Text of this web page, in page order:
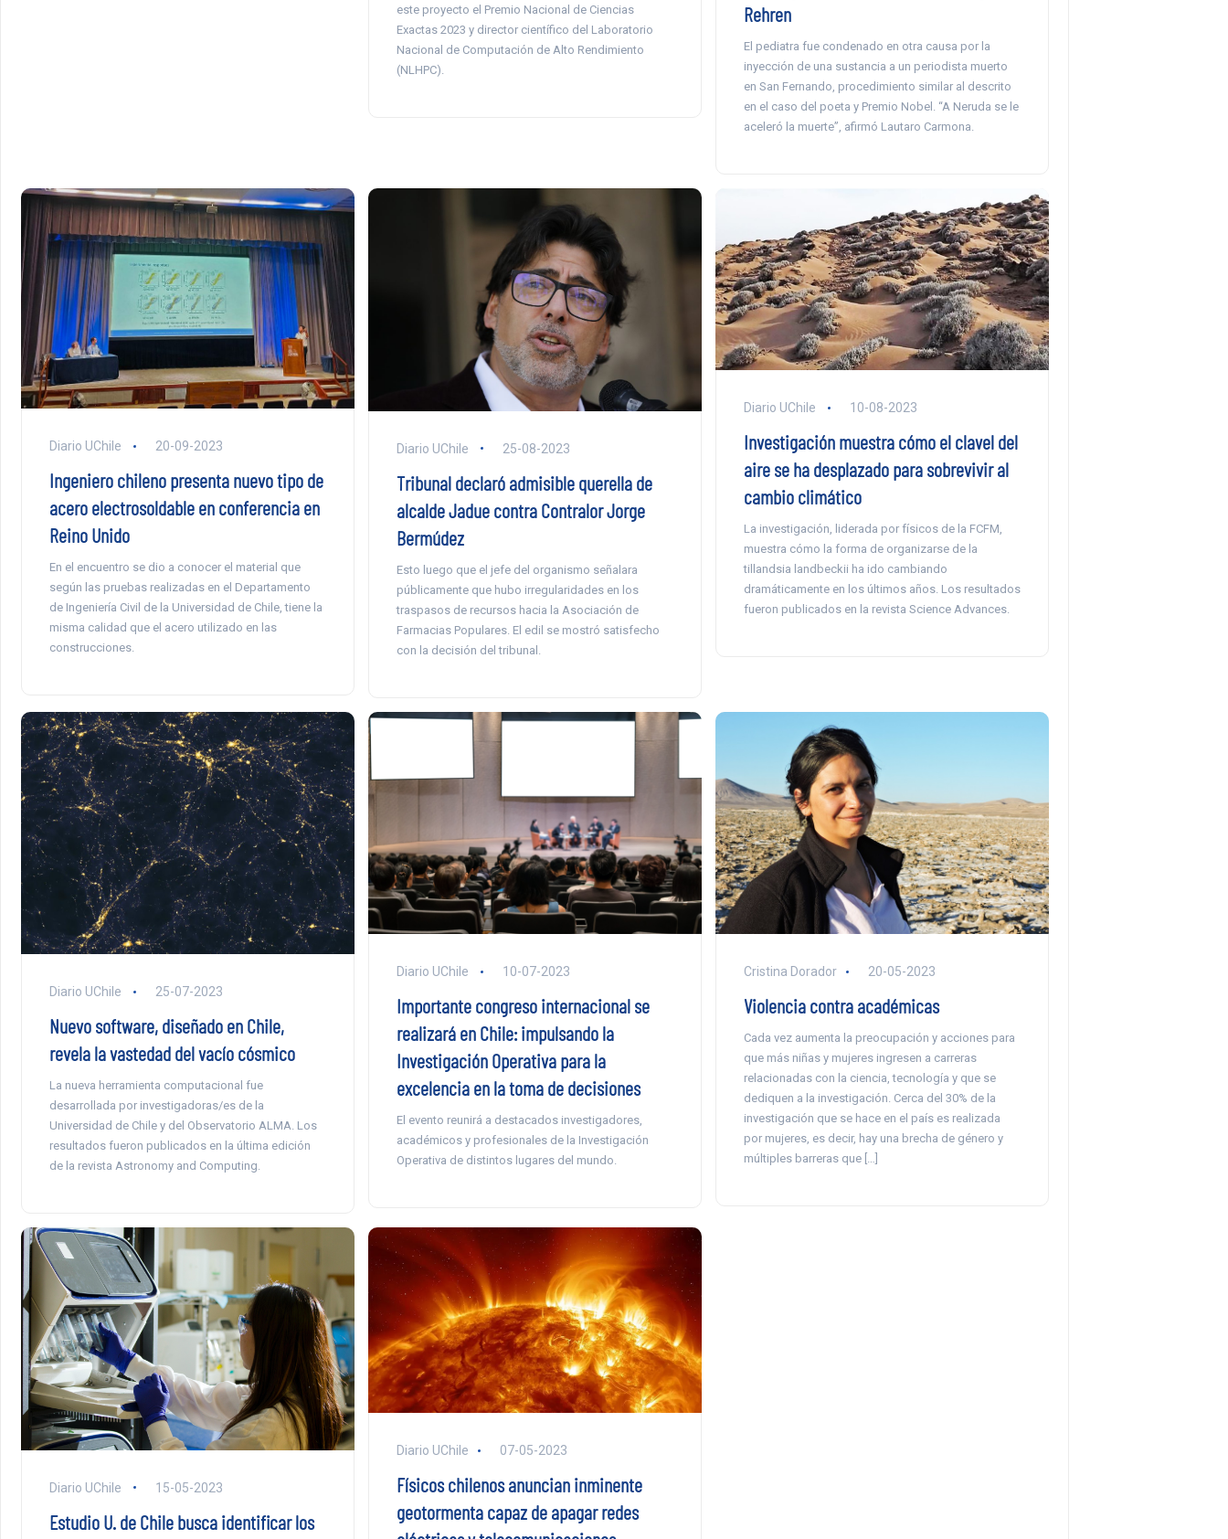
este proyecto el Premio Nacional de Ciencias
Exactas 2023 y director científico del Laboratorio
Nacional de Computación de Alto Rendimiento
(NLHPC).
Rehren
El pediatra fue condenado en otra causa por la
inyección de una sustancia a un periodista muerto
en San Fernando, procedimiento similar al descrito
en el caso del poeta y Premio Nobel. “A Neruda se le
aceleró la muerte”, afirmó Lautaro Carmona.
Diario UChile 20-09-2023
Ingeniero chileno presenta nuevo tipo de
acero electrosoldable en conferencia en
Reino Unido
En el encuentro se dio a conocer el material que
según las pruebas realizadas en el Departamento
de Ingeniería Civil de la Universidad de Chile, tiene la
misma calidad que el acero utilizado en las
construcciones.
Diario UChile 25-08-2023
Tribunal declaró admisible querella de
alcalde Jadue contra Contralor Jorge
Bermúdez
Esto luego que el jefe del organismo señalara
públicamente que hubo irregularidades en los
traspasos de recursos hacia la Asociación de
Farmacias Populares. El edil se mostró satisfecho
con la decisión del tribunal.
Diario UChile 10-08-2023
Investigación muestra cómo el clavel del
aire se ha desplazado para sobrevivir al
cambio climático
La investigación, liderada por físicos de la FCFM,
muestra cómo la forma de organizarse de la
tillandsia landbeckii ha ido cambiando
dramáticamente en los últimos años. Los resultados
fueron publicados en la revista Science Advances.
Diario UChile 25-07-2023
Nuevo software, diseñado en Chile,
revela la vastedad del vacío cósmico
La nueva herramienta computacional fue
desarrollada por investigadoras/es de la
Universidad de Chile y del Observatorio ALMA. Los
resultados fueron publicados en la última edición
de la revista Astronomy and Computing.
Diario UChile 10-07-2023
Importante congreso internacional se
realizará en Chile: impulsando la
Investigación Operativa para la
excelencia en la toma de decisiones
El evento reunirá a destacados investigadores,
académicos y profesionales de la Investigación
Operativa de distintos lugares del mundo.
Cristina Dorador 20-05-2023
Violencia contra académicas
Cada vez aumenta la preocupación y acciones para
que más niñas y mujeres ingresen a carreras
relacionadas con la ciencia, tecnología y que se
dediquen a la investigación. Cerca del 30% de la
investigación que se hace en el país es realizada
por mujeres, es decir, hay una brecha de género y
múltiples barreras que […]
Diario UChile 15-05-2023
Estudio U. de Chile busca identificar los
Diario UChile 07-05-2023
Físicos chilenos anuncian inminente
geotormenta capaz de apagar redes